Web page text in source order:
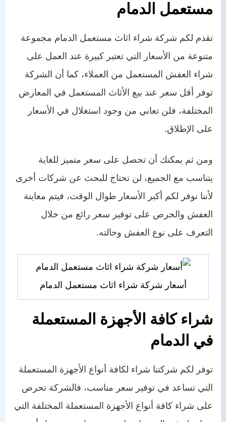
مستعمل الدمام
تقدم لكم شركة شراء اثاث مستعمل الدمام مجموعة
متنوعة من الأسعار التي تعتبر كبيرة عند العمل على
شراء العفش المستعمل من العملاء، كما أن الشركة
توفر أقل سعر عند بيع الأثاث المستعمل في المعارض
المختلفة، فلن تعاني من وجود استغلال في الأسعار
على الإطلاق.
ومن ثم يمكنك أن تحصل على سعر متميز للغاية
يتناسب مع الجميع، لن تحتاج للبحث عن شركات أخرى
لأننا نوفر لكم أكبر الأسعار طوال الوقت، فيتم معاينة
العفش والحرص على توفير سعر رائع من خلال
التعرف على نوع العفش وحالته.
أسعار شركة شراء اثاث مستعمل الدمام
شراء كافة الأجهزة المستعملة
في الدمام
توفر لكم شركتنا شراء لكافة أنواع الأجهزة المستعملة
التي تساعد في توفير سعر مناسب، فالشركة تحرص
على شراء كافة أنواع الأجهزة المستعملة المختلفة التي